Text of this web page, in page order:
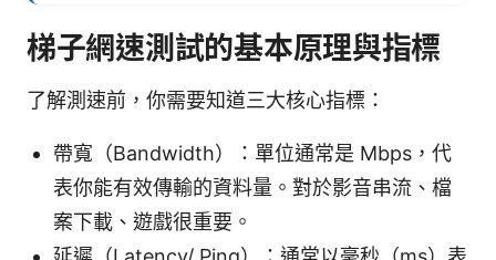
梯子網速測試的基本原理與指標
了解測速前，你需要知道三大核心指標：
帶寬（Bandwidth）：單位通常是 Mbps，代
表你能有效傳輸的資料量。對於影音串流、檔
案下載、遊戲很重要。